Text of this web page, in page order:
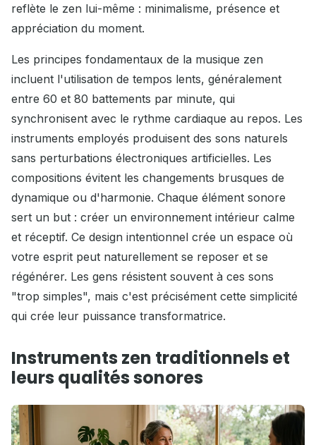
reflète le zen lui-même : minimalisme, présence et
appréciation du moment.
Les principes fondamentaux de la musique zen
incluent l'utilisation de tempos lents, généralement
entre 60 et 80 battements par minute, qui
synchronisent avec le rythme cardiaque au repos. Les
instruments employés produisent des sons naturels
sans perturbations électroniques artificielles. Les
compositions évitent les changements brusques de
dynamique ou d'harmonie. Chaque élément sonore
sert un but : créer un environnement intérieur calme
et réceptif. Ce design intentionnel crée un espace où
votre esprit peut naturellement se reposer et se
régénérer. Les gens résistent souvent à ces sons
"trop simples", mais c'est précisément cette simplicité
qui crée leur puissance transformatrice.
Instruments zen traditionnels et
leurs qualités sonores